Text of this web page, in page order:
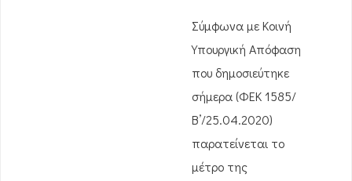
Σύμφωνα με Κοινή
Υπουργική Απόφαση
που δημοσιεύτηκε
σήμερα (ΦΕΚ 1585/
Β’/25.04.2020)
παρατείνεται το
μέτρο της